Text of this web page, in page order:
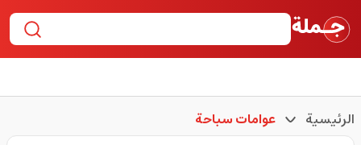
الرئيسية عوامات سباحة